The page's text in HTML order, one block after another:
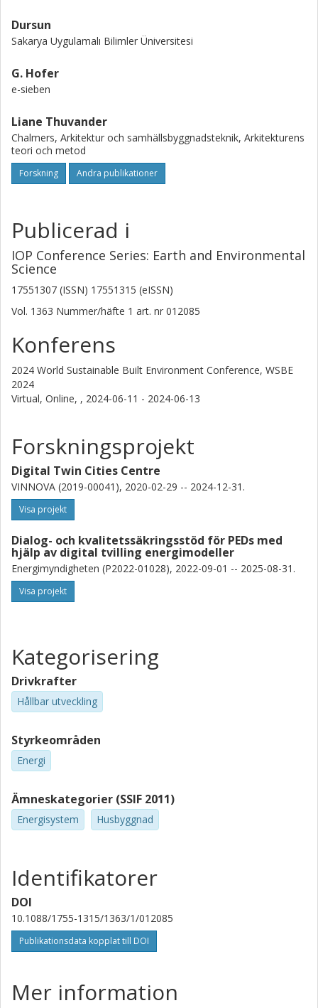
Dursun
Sakarya Uygulamalı Bilimler Üniversitesi
G. Hofer
e-sieben
Liane Thuvander
Chalmers, Arkitektur och samhällsbyggnadsteknik, Arkitekturens
teori och metod
Forskning Andra publikationer
Publicerad i
IOP Conference Series: Earth and Environmental
Science
17551307 (ISSN) 17551315 (eISSN)
Vol. 1363 Nummer/häfte 1 art. nr 012085
Konferens
2024 World Sustainable Built Environment Conference, WSBE
2024
Virtual, Online, , 2024-06-11 - 2024-06-13
Forskningsprojekt
Digital Twin Cities Centre
VINNOVA (2019-00041), 2020-02-29 -- 2024-12-31.
Visa projekt
Dialog- och kvalitetssäkringsstöd för PEDs med
hjälp av digital tvilling energimodeller
Energimyndigheten (P2022-01028), 2022-09-01 -- 2025-08-31.
Visa projekt
Kategorisering
Drivkrafter
Hållbar utveckling
Styrkeområden
Energi
Ämneskategorier (SSIF 2011)
Energisystem Husbyggnad
Identifikatorer
DOI
10.1088/1755-1315/1363/1/012085
Publikationsdata kopplat till DOI
Mer information